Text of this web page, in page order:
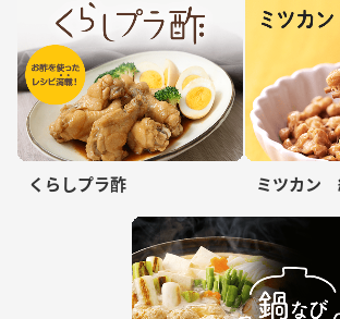
くらしプラ酢 ミツカン